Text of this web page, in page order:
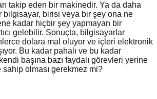
takip eden bir makinedir. Ya da daha
bilgisayar, birisi veya bir şey ona ne
kadar hiçbir şey yapmayan bir
gelebilir. Sonuçta, bilgisayarlar
dolara mal oluyor ve içleri elektronik
Bu kadar pahalı ve bu kadar
başına bazı faydalı görevleri yerine
olması gerekmez mi?